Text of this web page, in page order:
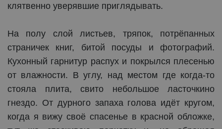
клятвенно уверявшие приглядывать.
На полу слой листьев, тряпок, потрёпанных
страничек книг, битой посуды и фотографий.
Кухонный гарнитур распух и покрылся плесенью
от влажности. В углу, над местом где когда-то
стояла плита, свито небольшое ласточкино
гнездо. От дурного запаха голова идёт кругом,
когда я вижу своё спасенье в красной обложке,